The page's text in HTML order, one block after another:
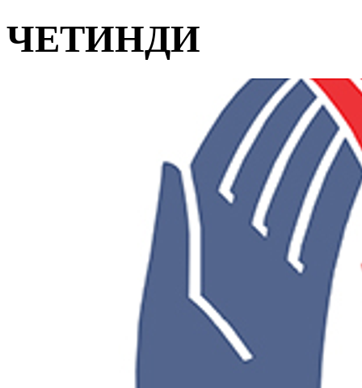
ЧЕТИНДИ